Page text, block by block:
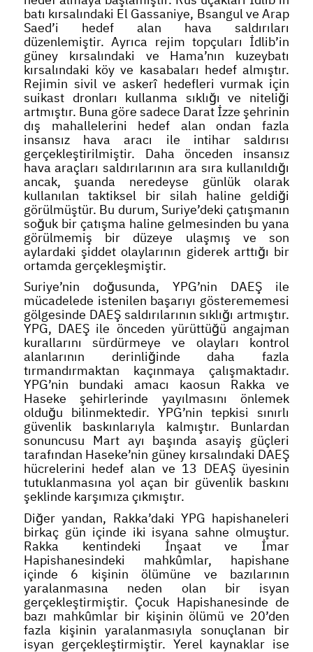
batı kırsalındaki El Gassaniye, Bsangul ve Arap
Saed’i hedef alan hava saldırıları
düzenlemiştir. Ayrıca rejim topçuları İdlib’in
güney kırsalındaki ve Hama’nın kuzeybatı
kırsalındaki köy ve kasabaları hedef almıştır.
Rejimin sivil ve askerî hedefleri vurmak için
suikast dronları kullanma sıklığı ve niteliği
artmıştır. Buna göre sadece Darat İzze şehrinin
dış mahallelerini hedef alan ondan fazla
insansız hava aracı ile intihar saldırısı
gerçekleştirilmiştir. Daha önceden insansız
hava araçları saldırılarının ara sıra kullanıldığı
ancak, şuanda neredeyse günlük olarak
kullanılan taktiksel bir silah haline geldiği
görülmüştür. Bu durum, Suriye’deki çatışmanın
soğuk bir çatışma haline gelmesinden bu yana
görülmemiş bir düzeye ulaşmış ve son
aylardaki şiddet olaylarının giderek arttığı bir
ortamda gerçekleşmiştir.
Suriye’nin doğusunda, YPG’nin DAEŞ ile
mücadelede istenilen başarıyı gösterememesi
gölgesinde DAEŞ saldırılarının sıklığı artmıştır.
YPG, DAEŞ ile önceden yürüttüğü angajman
kurallarını sürdürmeye ve olayları kontrol
alanlarının derinliğinde daha fazla
tırmandırmaktan kaçınmaya çalışmaktadır.
YPG’nin bundaki amacı kaosun Rakka ve
Haseke şehirlerinde yayılmasını önlemek
olduğu bilinmektedir. YPG’nin tepkisi sınırlı
güvenlik baskınlarıyla kalmıştır. Bunlardan
sonuncusu Mart ayı başında asayiş güçleri
tarafından Haseke’nin güney kırsalındaki DAEŞ
hücrelerini hedef alan ve 13 DEAŞ üyesinin
tutuklanmasına yol açan bir güvenlik baskını
şeklinde karşımıza çıkmıştır.
Diğer yandan, Rakka’daki YPG hapishaneleri
birkaç gün içinde iki isyana sahne olmuştur.
Rakka kentindeki İnşaat ve İmar
Hapishanesindeki mahkûmlar, hapishane
içinde 6 kişinin ölümüne ve bazılarının
yaralanmasına neden olan bir isyan
gerçekleştirmiştir. Çocuk Hapishanesinde de
bazı mahkûmlar bir kişinin ölümü ve 20’den
fazla kişinin yaralanmasıyla sonuçlanan bir
isyan gerçekleştirmiştir. Yerel kaynaklar ise